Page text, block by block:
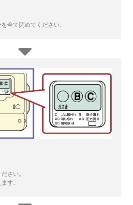
全て閉めてください。
さい。
す。